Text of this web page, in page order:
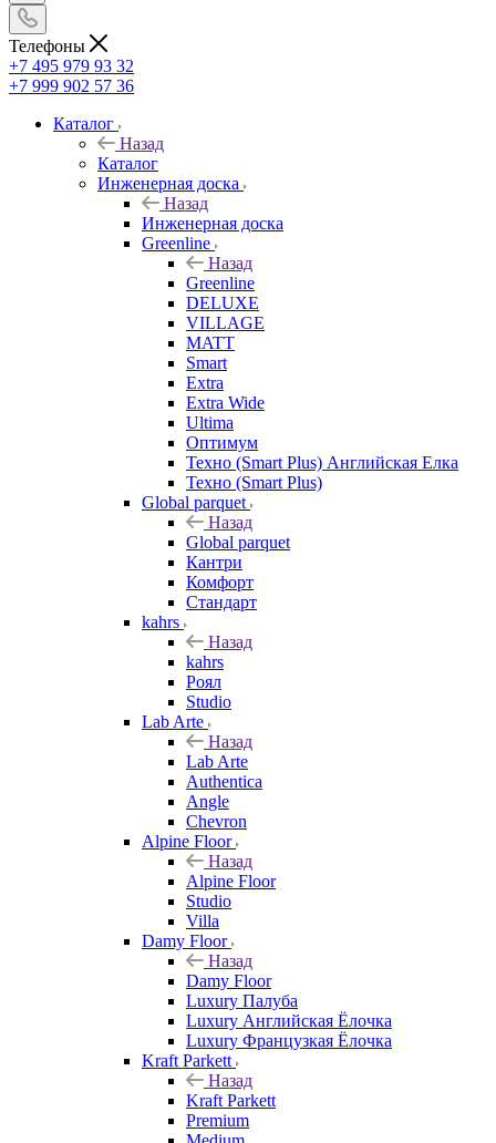
Телефоны
+7 495 979 93 32
+7 999 902 57 36
Каталог
Назад
Каталог
Инженерная доска
Назад
Инженерная доска
Greenline
Назад
Greenline
DELUXE
VILLAGE
MATT
Smart
Extra
Extra Wide
Ultima
Оптимум
Техно (Smart Plus) Английская Елка
Техно (Smart Plus)
Global parquet
Назад
Global parquet
Кантри
Комфорт
Стандарт
kahrs
Назад
kahrs
Роял
Studio
Lab Arte
Назад
Lab Arte
Authentica
Angle
Chevron
Alpine Floor
Назад
Alpine Floor
Studio
Villa
Damy Floor
Назад
Damy Floor
Luxury Палуба
Luxury Английская Ёлочка
Luxury Французкая Ёлочка
Kraft Parkett
Назад
Kraft Parkett
Premium